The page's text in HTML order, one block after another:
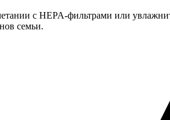
с HEPA-фильтрами или
семьи.